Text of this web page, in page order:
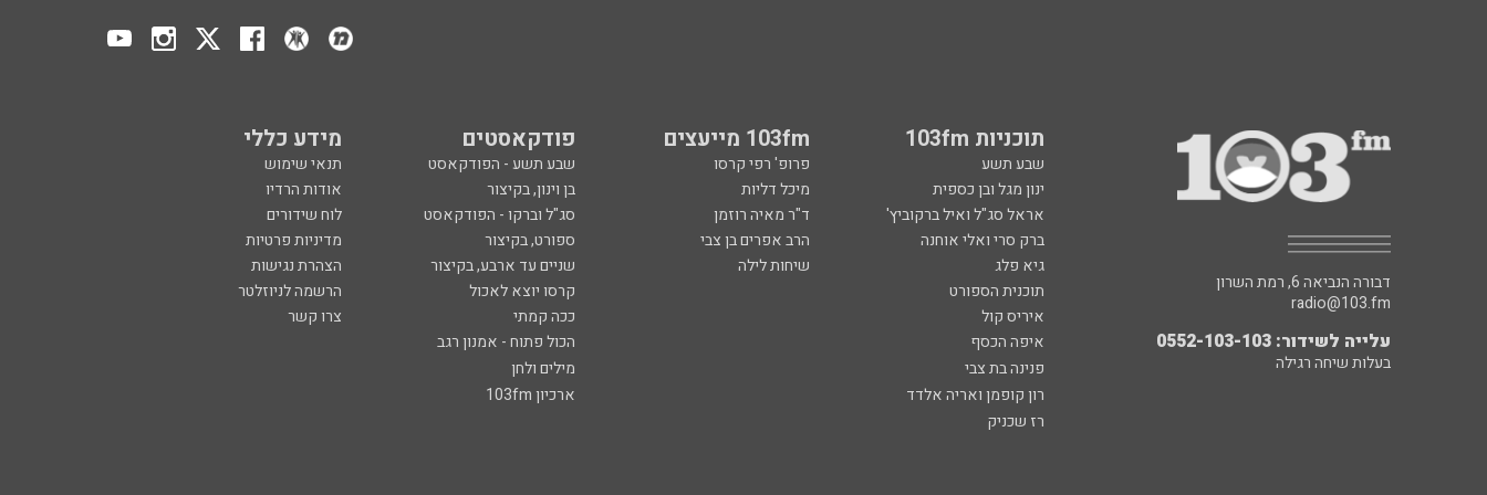
תוכניות 103fm 103fm מייעצים פודקאסטים מידע כללי
שבע תשע פרופ' רפי קרסו שבע תשע - הפודקאסט
תנאי שימוש
ינון מגל ובן כספית
מיכל דליות בן וינון, בקיצור
אודות הרדיו
אראל סג"ל ואיל ברקוביץ'
ד"ר מאיה רוזמן סג"ל וברקו - הפודקאסט
לוח שידורים
ברק סרי ואלי אוחנה
הרב אפרים בן צבי ספורט, בקיצור
מדיניות פרטיות
גיא פלג
שיחות לילה שניים עד ארבע, בקיצור
הצהרת נגישות
תוכנית הספורט
קרסו יוצא לאכול
הרשמה לניוזלטר
איריס קול
ככה קמתי
צרו קשר
איפה הכסף
הכול פתוח - אמנון רגב
פנינה בת צבי
מילים ולחן
רון קופמן ואריה אלדד
ארכיון 103fm
רז שכניק
דבורה הנביאה 6, רמת השרון
radio@103.fm
עלייה לשידור: 0552-103-103
בעלות שיחה רגילה